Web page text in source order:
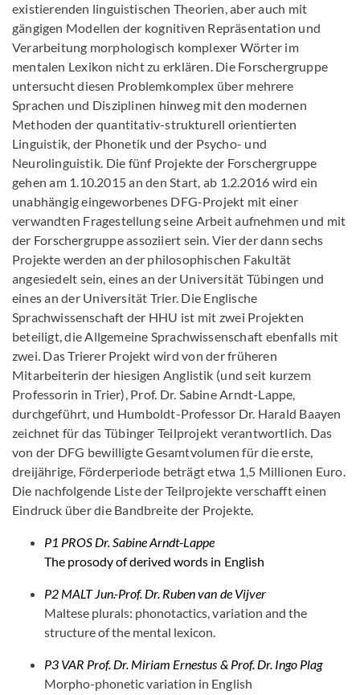
existierenden linguistischen Theorien, aber auch mit
gängigen Modellen der kognitiven Repräsentation und
Verarbeitung morphologisch komplexer Wörter im
mentalen Lexikon nicht zu erklären. Die Forschergruppe
untersucht diesen Problemkomplex über mehrere
Sprachen und Disziplinen hinweg mit den modernen
Methoden der quantitativ-strukturell orientierten
Linguistik, der Phonetik und der Psycho- und
Neurolinguistik. Die fünf Projekte der Forschergruppe
gehen am 1.10.2015 an den Start, ab 1.2.2016 wird ein
unabhängig eingeworbenes DFG-Projekt mit einer
verwandten Fragestellung seine Arbeit aufnehmen und mit
der Forschergruppe assoziiert sein. Vier der dann sechs
Projekte werden an der philosophischen Fakultät
angesiedelt sein, eines an der Universität Tübingen und
eines an der Universität Trier. Die Englische
Sprachwissenschaft der HHU ist mit zwei Projekten
beteiligt, die Allgemeine Sprachwissenschaft ebenfalls mit
zwei. Das Trierer Projekt wird von der früheren
Mitarbeiterin der hiesigen Anglistik (und seit kurzem
Professorin in Trier), Prof. Dr. Sabine Arndt-Lappe,
durchgeführt, und Humboldt-Professor Dr. Harald Baayen
zeichnet für das Tübinger Teilprojekt verantwortlich. Das
von der DFG bewilligte Gesamtvolumen für die erste,
dreijährige, Förderperiode beträgt etwa 1,5 Millionen Euro.
Die nachfolgende Liste der Teilprojekte verschafft einen
Eindruck über die Bandbreite der Projekte.
P1 PROS Dr. Sabine Arndt-Lappe
The prosody of derived words in English
P2 MALT Jun.-Prof. Dr. Ruben van de Vijver
Maltese plurals: phonotactics, variation and the
structure of the mental lexicon.
P3 VAR Prof. Dr. Miriam Ernestus & Prof. Dr. Ingo Plag
Morpho-phonetic variation in English